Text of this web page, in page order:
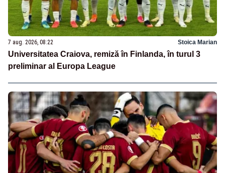
7 aug. 2026, 08:22 Stoica Marian
Universitatea Craiova, remiză în Finlanda, în turul 3
preliminar al Europa League